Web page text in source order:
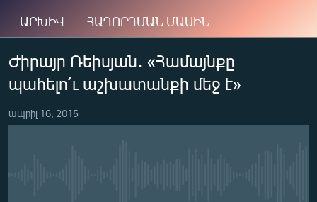
մենյուին
Որոնում
ԸՆՏՐՈՒԹՅՈՒՆՆԵՐ 2026
ԻՐԱՎՈՒՆՔ
ՀԱՍԱՐԱԿՈՒԹՅՈՒՆ
ՏՆՏԵՍՈՒԹՅՈՒՆ
Spotify
ԱՐԽԻՎ ՀԱՂՈՐԴՄԱՆ ՄԱՍԻՆ
Ժիրայր Ռեիսյան․ «Համայնքը
պահելո՛ւ աշխատանքի մեջ է»
ապրիլ 16, 2015